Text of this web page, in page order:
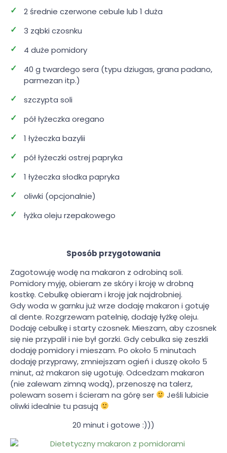
2 średnie czerwone cebule lub 1 duża
3 ząbki czosnku
4 duże pomidory
40 g twardego sera (typu dziugas, grana padano,
parmezan itp.)
szczypta soli
pół łyżeczka oregano
1 łyżeczka bazylii
pół łyżeczki ostrej papryka
1 łyżeczka słodka papryka
oliwki (opcjonalnie)
łyżka oleju rzepakowego
Sposób przygotowania
Zagotowuję wodę na makaron z odrobiną soli.
Pomidory myję, obieram ze skóry i kroję w drobną
kostkę. Cebulkę obieram i kroję jak najdrobniej.
Gdy woda w garnku już wrze dodaję makaron i gotuję
al dente. Rozgrzewam patelnię, dodaję łyżkę oleju.
Dodaję cebulkę i starty czosnek. Mieszam, aby czosnek
się nie przypalił i nie był gorzki. Gdy cebulka się zeszkli
dodaję pomidory i mieszam. Po około 5 minutach
dodaję przyprawy, zmniejszam ogień i duszę około 5
minut, aż makaron się ugotuję. Odcedzam makaron
(nie zalewam zimną wodą), przenoszę na talerz,
polewam sosem i ścieram na górę ser
Jeśli lubicie
oliwki idealnie tu pasują
20 minut i gotowe :)))